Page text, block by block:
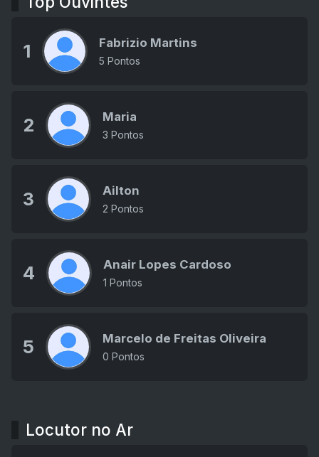
1 Fabrizio Martins
5 Pontos
2 Maria
3 Pontos
3 Ailton
2 Pontos
4 Anair Lopes Cardoso
1 Pontos
5 Marcelo de Freitas Oliveira
0 Pontos
Locutor no Ar